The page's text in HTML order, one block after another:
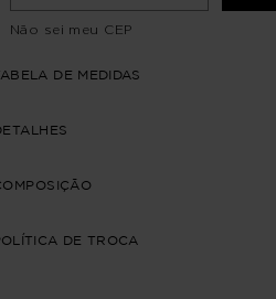
Não sei meu CEP
DE MEDIDAS
DE TROCA